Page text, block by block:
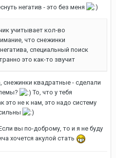
негатив - это без меня
учитывает кол-во
что снежинки
специальный поиск
это как-то звучит
снежинки квадратные - сделали
То, что у тебя
не к нам, это надо систему
вы по-доброму, то и я не буду
хочется акулой стать